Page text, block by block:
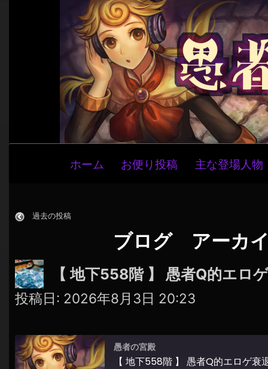
ビ
ー
シ
ョ
ホーム お便り投稿 主な登場人物
過去の投稿
ブログ アーカ
【 地下558階 】 愚者Q的エロ
投稿日: 2026年8月3日 20:23
愚者の宮殿
【 地下558階 】 愚者Q的エロゲ衰